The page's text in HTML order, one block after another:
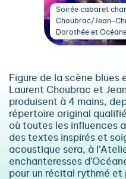
Soirée cabaret
Choubrac/Jean-
Dorothée et
Figure de la scène blues
Laurent Choubrac et
produisent à 4 mains,
répertoire original
où toutes les influences
des textes inspirés et
acoustique sera, à
enchanteresses
pour un récital rythmé et